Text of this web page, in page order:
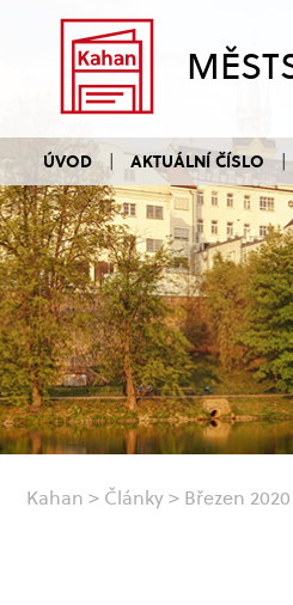
ÚVOD AKTUÁLNÍ ČÍSLO
Kahan > Články> Březen 2020